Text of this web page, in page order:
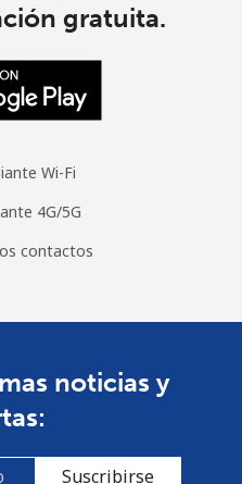
gratuita.
Wi-Fi
4G/5G
contactos
noticias y
Suscribirse